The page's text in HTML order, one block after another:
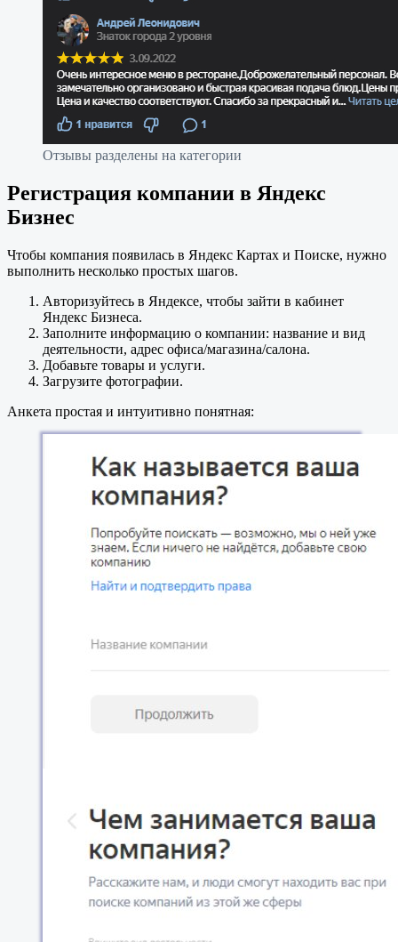
Отзывы разделены на категории
Регистрация компании в Яндекс
Бизнес
Чтобы компания появилась в Яндекс Картах и Поиске, нужно
выполнить несколько простых шагов.
Авторизуйтесь в Яндексе, чтобы зайти в кабинет
Яндекс Бизнеса.
Заполните информацию о компании: название и вид
деятельности, адрес офиса/магазина/салона.
Добавьте товары и услуги.
Загрузите фотографии.
Анкета простая и интуитивно понятная: